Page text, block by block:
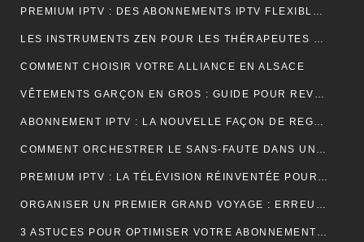
PREMIUM IPTV : DES ABONNEMENTS IPTV FLEXIBLES, STABLES ET COMPLETS
LES INSTRUMENTS ZEN POUR LES THÉRAPEUTES ET PRATIQUANTS DE YOGA
COMMENT CHOISIR VOTRE ALLIANCE EN ALSACE
VÊTEMENTS GARÇON EN GROS : GUIDE POUR REVENDEURS ET MAGASINS
ABONNEMENT IPTV : LA NOUVELLE FAÇON DE REGARDER LA TÉLÉVISION
COMMENT ORCHESTRER LE SANS-FAUTE DANS UNE LOCATION SAISONNIÈRE ?
PREMIUM IPTV : LA TÉLÉVISION RÉINVENTÉE POUR UNE EXPÉRIENCE SUR MESURE
ORGANISER UN PREMIER GRAND VOYAGE : ERREURS À ÉVITER
3 ASTUCES POUR OPTIMISER VOTRE ABONNEMENT IPTV PREMIUM EN FRANCE